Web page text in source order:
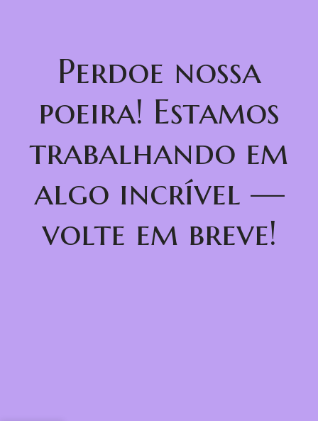
Perdoe nossa
poeira! Estamos
trabalhando em
algo incrível —
volte em breve!